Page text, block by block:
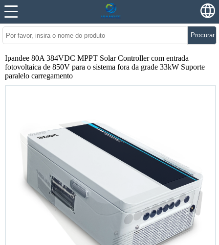
Procurar
Ipandee 80A 384VDC MPPT Solar Controller com entrada
fotovoltaica de 850V para o sistema fora da grade 33kW Suporte
paralelo carregamento